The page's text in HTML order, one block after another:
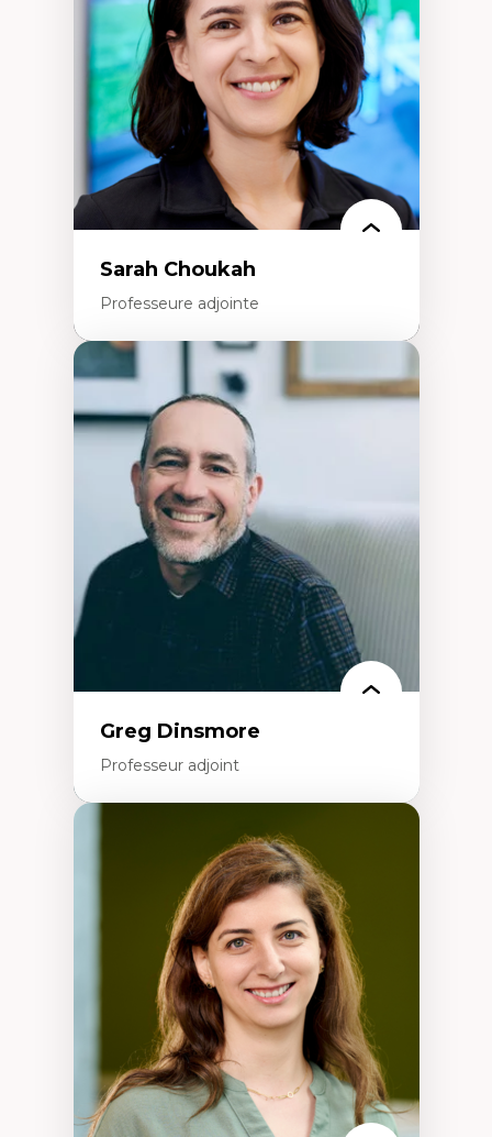
Extractivisme
Classes sociales
Mouvements sociaux
Théories de l’État
Sarah Choukah
Professeure adjointe
Expertises
Démocratisation des nouvelles
technologies et biotechnologies
Données ouvertes
Bioart, programmation et électronique
créatives
Histoire sociale et culturelle des
technologies numériques
Résistances et droits numériques
Internet des objets
Métavers
Problématiques relatives à l’intelligence
artificielle, l’apprentissage machine et les
Féminismes et nouvelles technologies
Greg Dinsmore
Professeur adjoint
Fragmentation des auditoires médiatiques
Analyse multi-plateforme des auditoires
médiatiques
Analyse des comportements numériques à
travers les données massives et l’IA
Recherche quantitative et qualitative sur
les auditoires médiatiques
Épistémologie des techniques de recherche
numérique et l’IA
Théorie des droits de la personne
La pensée politique d’Hannah Arendt
La pensée politique à l’ère numérique
Justice internationale et normes
internationales